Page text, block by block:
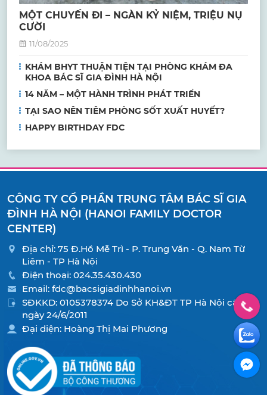
MỘT CHUYẾN ĐI – NGÀN KỶ NIỆM, TRIỆU NỤ
CƯỜI
11/08/2025
KHÁM BHYT THUẬN TIỆN TẠI PHÒNG KHÁM ĐA
KHOA BÁC SĨ GIA ĐÌNH HÀ NỘI
14 NĂM – MỘT HÀNH TRÌNH PHÁT TRIỂN
TẠI SAO NÊN TIÊM PHÒNG SỐT XUẤT HUYẾT?
HAPPY BIRTHDAY FDC
CÔNG TY CỔ PHẦN TRUNG TÂM BÁC SĨ GIA
ĐÌNH HÀ NỘI (HANOI FAMILY DOCTOR
CENTER)
Địa chỉ: 75 Đ.Hồ Mễ Trì - P. Trung Văn - Q. Nam Từ
Liêm - TP Hà Nội
Điện thoại: 024.35.430.430
Email: fdc@bacsigiadinhhanoi.vn
SĐKKD: 0105378374 Do Sở KH&ĐT TP Hà Nội cấp
ngày 24/6/2011
Đại diện: Hoàng Thị Mai Phương